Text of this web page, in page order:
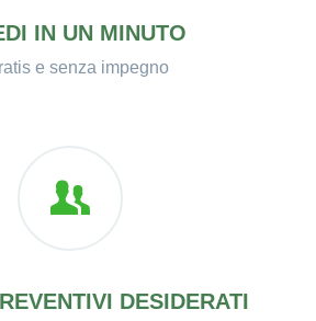
IN UN MINUTO
e senza impegno
DESIDERATI